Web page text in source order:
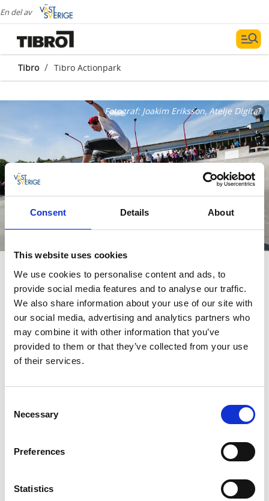
Consent Details About
This website uses cookies
We use cookies to personalise content and ads, to
provide social media features and to analyse our traffic.
We also share information about your use of our site with
our social media, advertising and analytics partners who
may combine it with other information that you’ve
provided to them or that they’ve collected from your use
of their services.
Selection
Necessary
Preferences
Statistics
En del av
Tibro / Tibro Actionpark
Fotograf: Joakim Eriksson, Atelje DIgital
Tibro Actionpark är öppen dygnet runt, året
runt. Ta med dig skateboarden eller cykeln och
prova dina trick i parken!
Actionparken är öppen hela året och är till för alla
utan kostnad. Här kan det arrangeras tävlingar och
01:00.
Actionsparken ligger på sportparksområdet i Tibro,
Gymnasiegatan 30.